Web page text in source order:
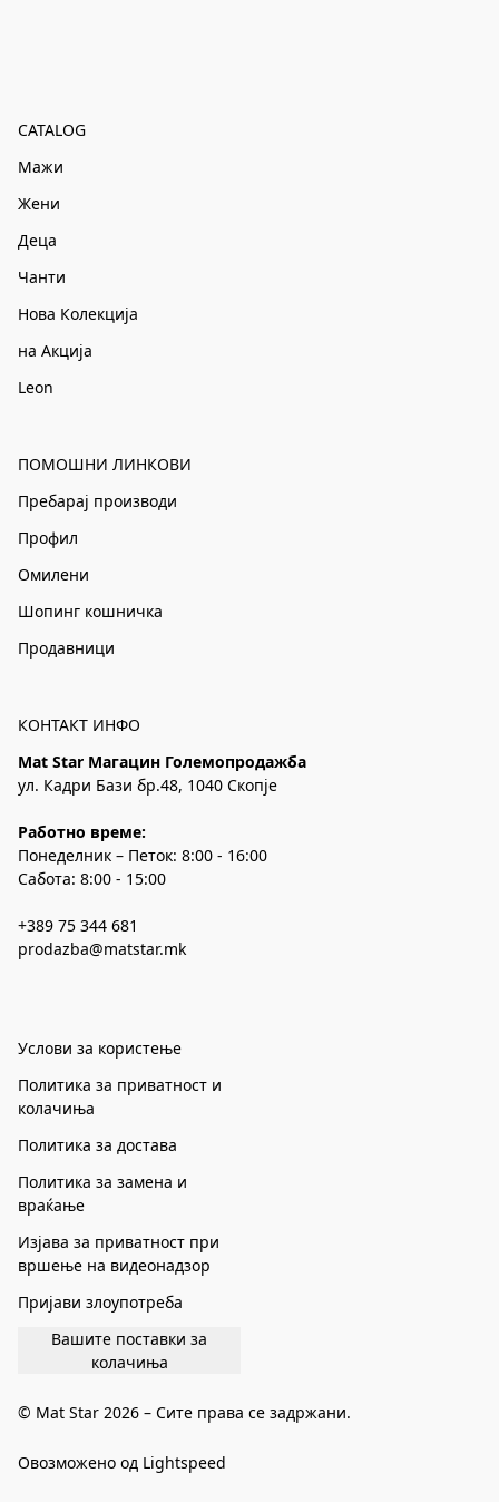
CATALOG
Мажи
Жени
Деца
Чанти
Нова Колекција
на Акција
Leon
ПОМОШНИ ЛИНКОВИ
Пребарај производи
Профил
Омилени
Шопинг кошничка
Продавници
КОНТАКТ ИНФО
Mat Star Магацин Големопродажба
ул. Кадри Бази бр.48, 1040 Скопје
Работно време:
Понеделник – Петок: 8:00 - 16:00
Сабота: 8:00 - 15:00
+389 75 344 681
prodazba@matstar.mk
Услови за користење
Политика за приватност и
колачиња
Политика за достава
Политика за замена и
враќање
Изјава за приватност при
вршење на видеонадзор
Пријави злоупотреба
Вашите поставки за
колачиња
© Mat Star 2026 – Сите права се задржани.
Овозможено од Lightspeed